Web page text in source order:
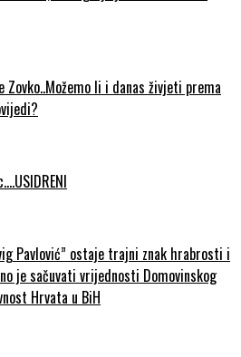
Zovko..Možemo li i danas živjeti prema
Pavlović” ostaje trajni znak hrabrosti i
je sačuvati vrijednosti Domovinskog
Hrvata u BiH